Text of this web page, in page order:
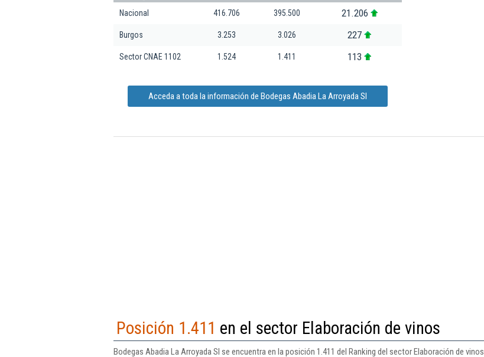
Nacional
416.706 395.500 21.206
Burgos 3.253 3.026 227
Sector CNAE 1102 1.524 1.411 113
Acceda a toda la información de Bodegas Abadia La Arroyada Sl
Posición 1.411 en el sector Elaboración de vinos
Bodegas Abadia La Arroyada Sl se encuentra en la posición 1.411 del Ranking del sector Elaboración de vinos.